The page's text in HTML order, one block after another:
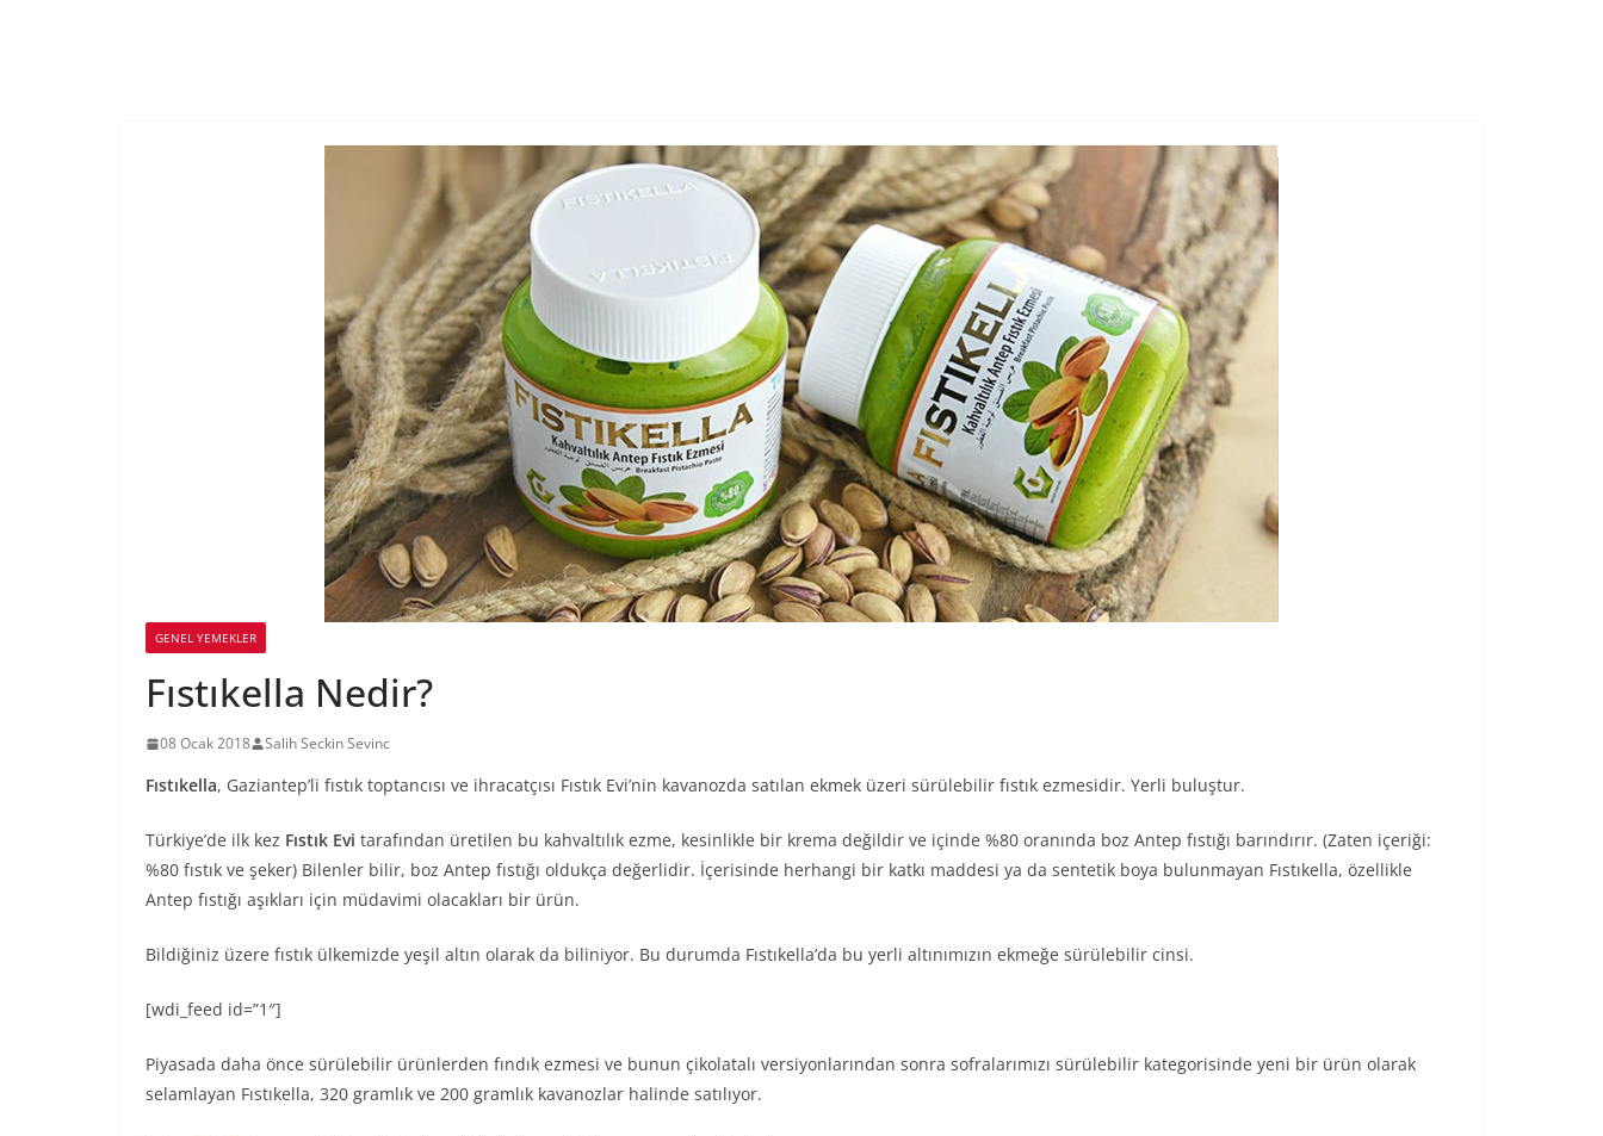
GENEL YEMEKLER
Fıstıkella Nedir?
08 Ocak 2018 Salih Seckin Sevinc
Fıstıkella, Gaziantep’li fıstık toptancısı ve ihracatçısı Fıstık Evi’nin kavanozda satılan ekmek üzeri sürülebilir fıstık ezmesidir. Yerli buluştur.
Türkiye’de ilk kez Fıstık Evi tarafından üretilen bu kahvaltılık ezme, kesinlikle bir krema değildir ve içinde %80 oranında boz Antep fıstığı barındırır. (Zaten içeriği:
%80 fıstık ve şeker) Bilenler bilir, boz Antep fıstığı oldukça değerlidir. İçerisinde herhangi bir katkı maddesi ya da sentetik boya bulunmayan Fıstıkella, özellikle
Antep fıstığı aşıkları için müdavimi olacakları bir ürün.
Bildiğiniz üzere fıstık ülkemizde yeşil altın olarak da biliniyor. Bu durumda Fıstıkella’da bu yerli altınımızın ekmeğe sürülebilir cinsi.
[wdi_feed id=”1″]
Piyasada daha önce sürülebilir ürünlerden fındık ezmesi ve bunun çikolatalı versiyonlarından sonra sofralarımızı sürülebilir kategorisinde yeni bir ürün olarak
selamlayan Fıstıkella, 320 gramlık ve 200 gramlık kavanozlar halinde satılıyor.